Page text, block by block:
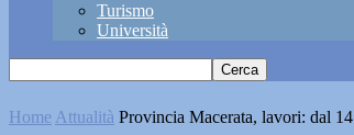
Turismo
Università
Home Attualità Provincia Macerata, lavori: dal